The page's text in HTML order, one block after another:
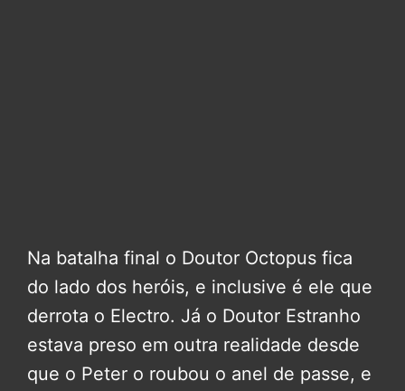
Na batalha final o Doutor Octopus fica
do lado dos heróis, e inclusive é ele que
derrota o Electro. Já o Doutor Estranho
estava preso em outra realidade desde
que o Peter o roubou o anel de passe, e